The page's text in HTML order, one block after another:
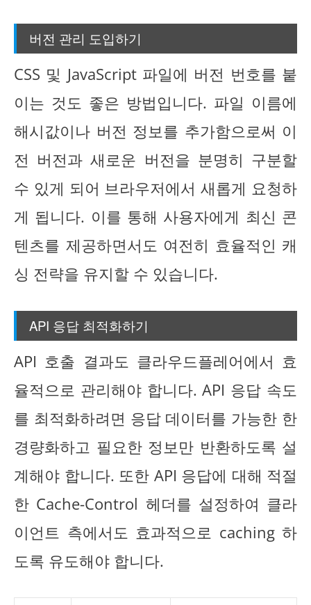
버전 관리 도입하기
CSS 및 JavaScript 파일에 버전 번호를 붙
이는 것도 좋은 방법입니다. 파일 이름에
해시값이나 버전 정보를 추가함으로써 이
전 버전과 새로운 버전을 분명히 구분할
수 있게 되어 브라우저에서 새롭게 요청하
게 됩니다. 이를 통해 사용자에게 최신 콘
텐츠를 제공하면서도 여전히 효율적인 캐
싱 전략을 유지할 수 있습니다.
API 응답 최적화하기
API 호출 결과도 클라우드플레어에서 효
율적으로 관리해야 합니다. API 응답 속도
를 최적화하려면 응답 데이터를 가능한 한
경량화하고 필요한 정보만 반환하도록 설
계해야 합니다. 또한 API 응답에 대해 적절
한 Cache-Control 헤더를 설정하여 클라
이언트 측에서도 효과적으로 caching 하
도록 유도해야 합니다.